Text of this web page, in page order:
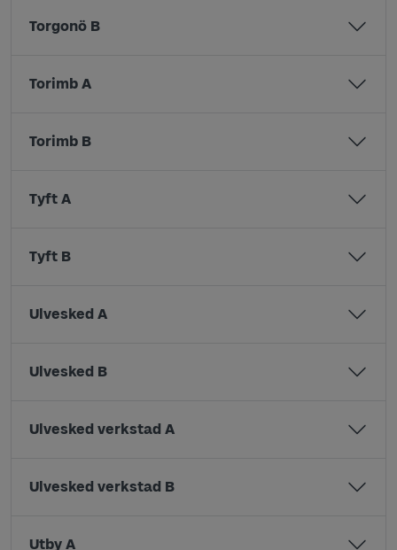
Torgonö B
Torimb A
Torimb B
Tyft A
Tyft B
Ulvesked A
Ulvesked B
Ulvesked verkstad A
Ulvesked verkstad B
Utby A